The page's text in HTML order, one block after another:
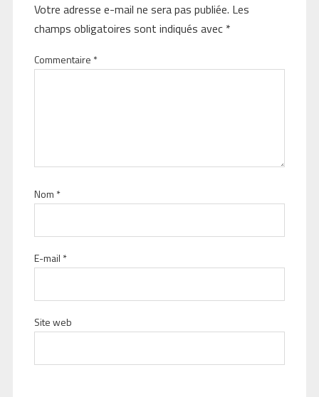
Votre adresse e-mail ne sera pas publiée. Les
champs obligatoires sont indiqués avec *
Commentaire *
Nom *
E-mail *
Site web